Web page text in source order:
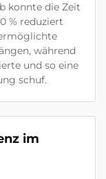
konnte die Zeit
% reduziert
während
und so eine
schuf.
im